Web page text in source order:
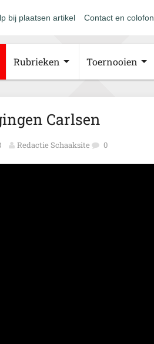
bij plaatsen artikel Contact en colofon
Rubrieken Toernooien
Carlsen
Redactie Schaaksite 0